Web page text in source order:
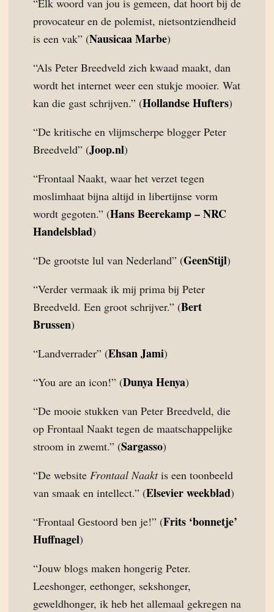
“Elk woord van jou is gemeen, dat hoort bij de
provocateur en de polemist, nietsontziendheid
is een vak” (Nausicaa Marbe)
“Als Peter Breedveld zich kwaad maakt, dan
wordt het internet weer een stukje mooier. Wat
kan die gast schrijven.” (Hollandse Hufters)
“De kritische en vlijmscherpe blogger Peter
Breedveld” (Joop.nl)
“Frontaal Naakt, waar het verzet tegen
moslimhaat bijna altijd in libertijnse vorm
wordt gegoten.” (Hans Beerekamp – NRC
Handelsblad)
“De grootste lul van Nederland” (GeenStijl)
“Verder vermaak ik mij prima bij Peter
Breedveld. Een groot schrijver.” (Bert
Brussen)
“Landverrader” (Ehsan Jami)
“You are an icon!” (Dunya Henya)
“De mooie stukken van Peter Breedveld, die
op Frontaal Naakt tegen de maatschappelijke
stroom in zwemt.” (Sargasso)
“De website Frontaal Naaktis een toonbeeld
van smaak en intellect.” (Elsevier weekblad)
“Frontaal Gestoord ben je!” (Frits ‘bonnetje’
Huffnagel)
“Jouw blogs maken hongerig Peter.
Leeshonger, eethonger, sekshonger,
geweldhonger, ik heb het allemaal gekregen na